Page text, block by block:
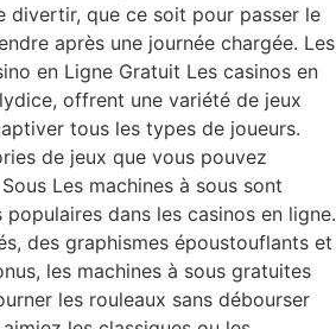
divertir, que ce soit pour passer le
après une journée chargée. Les
en Ligne Gratuit Les casinos en
offrent une variété de jeux
tous les types de joueurs.
de jeux que vous pouvez
Les machines à sous sont
dans les casinos en ligne.
des graphismes époustouflants et
les machines à sous gratuites
les rouleaux sans débourser